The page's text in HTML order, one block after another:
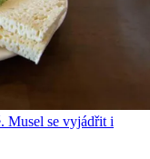
Musel se vyjádřit i